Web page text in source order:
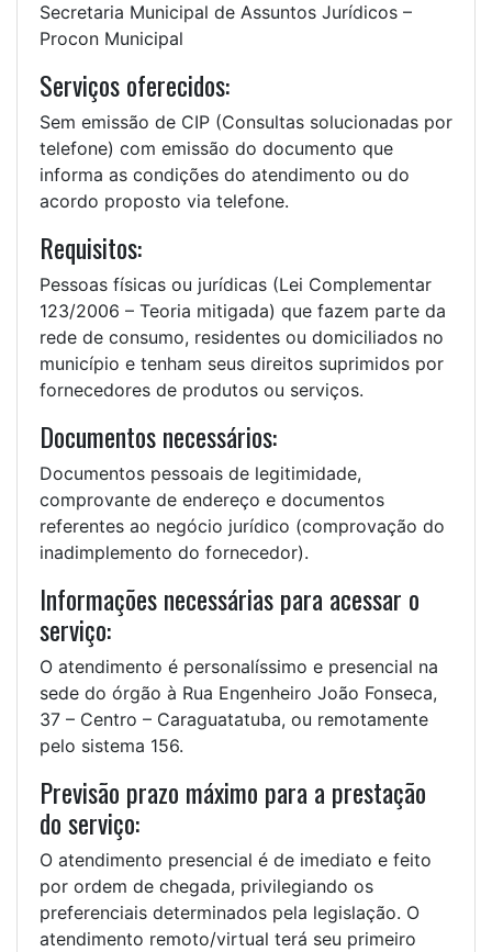
Secretaria Municipal de Assuntos Jurídicos –
Procon Municipal
Serviços oferecidos:
Sem emissão de CIP (Consultas solucionadas por
telefone) com emissão do documento que
informa as condições do atendimento ou do
acordo proposto via telefone.
Requisitos:
Pessoas físicas ou jurídicas (Lei Complementar
123/2006 – Teoria mitigada) que fazem parte da
rede de consumo, residentes ou domiciliados no
município e tenham seus direitos suprimidos por
fornecedores de produtos ou serviços.
Documentos necessários:
Documentos pessoais de legitimidade,
comprovante de endereço e documentos
referentes ao negócio jurídico (comprovação do
inadimplemento do fornecedor).
Informações necessárias para acessar o
serviço:
O atendimento é personalíssimo e presencial na
sede do órgão à Rua Engenheiro João Fonseca,
37 – Centro – Caraguatatuba, ou remotamente
pelo sistema 156.
Previsão prazo máximo para a prestação
do serviço:
O atendimento presencial é de imediato e feito
por ordem de chegada, privilegiando os
preferenciais determinados pela legislação. O
atendimento remoto/virtual terá seu primeiro